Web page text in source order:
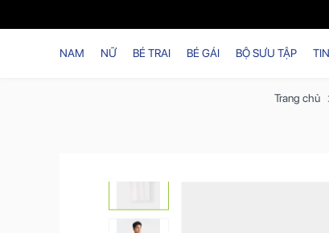
NAM NỮ BÉ TRAI BÉ GÁI BỘ SƯU TẬP
Trang chủ